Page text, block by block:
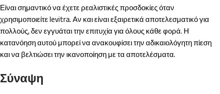
Είναι σημαντικό να έχετε ρεαλιστικές προσδοκίες όταν
χρησιμοποιείτε levitra. Αν και είναι εξαιρετικά αποτελεσματικό για
πολλούς, δεν εγγυάται την επιτυχία για όλους κάθε φορά. Η
κατανόηση αυτού μπορεί να ανακουφίσει την αδικαιολόγητη πίεση
και να βελτιώσει την ικανοποίηση με τα αποτελέσματα.
Σύναψη